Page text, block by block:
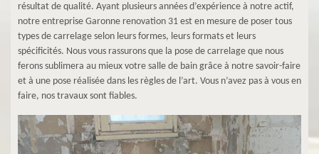
résultat de qualité. Ayant plusieurs années d’expérience à notre actif,
notre entreprise Garonne renovation 31 est en mesure de poser tous
types de carrelage selon leurs formes, leurs formats et leurs
spécificités. Nous vous rassurons que la pose de carrelage que nous
ferons sublimera au mieux votre salle de bain grâce à notre savoir-faire
et à une pose réalisée dans les règles de l’art. Vous n’avez pas à vous en
faire, nos travaux sont fiables.